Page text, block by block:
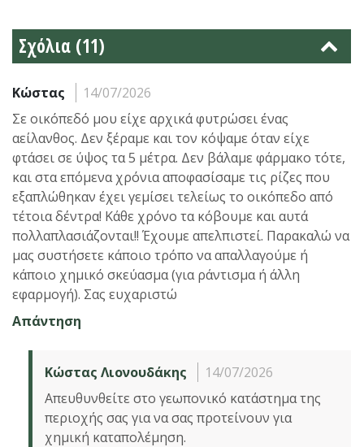
Σχόλια (11)
Κώστας
14/07/2026
Σε οικόπεδό μου είχε αρχικά φυτρώσει ένας
αείλανθος. Δεν ξέραμε και τον κόψαμε όταν είχε
φτάσει σε ύψος τα 5 μέτρα. Δεν βάλαμε φάρμακο τότε,
και στα επόμενα χρόνια αποφασίσαμε τις ρίζες που
εξαπλώθηκαν έχει γεμίσει τελείως το οικόπεδο από
τέτοια δέντρα! Κάθε χρόνο τα κόβουμε και αυτά
πολλαπλασιάζονται!! Έχουμε απελπιστεί. Παρακαλώ να
μας συστήσετε κάποιο τρόπο να απαλλαγούμε ή
κάποιο χημικό σκεύασμα (για ράντισμα ή άλλη
εφαρμογή). Σας ευχαριστώ
Απάντηση
Κώστας Λιονουδάκης
14/07/2026
Απευθυνθείτε στο γεωπονικό κατάστημα της
περιοχής σας για να σας προτείνουν για
χημική καταπολέμηση.